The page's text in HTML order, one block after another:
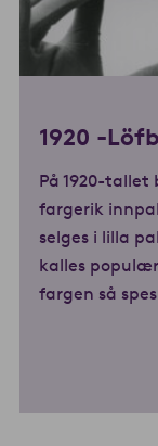
1920 -
På 1920-tallet
fargerik
selges i lilla
kalles
fargen så